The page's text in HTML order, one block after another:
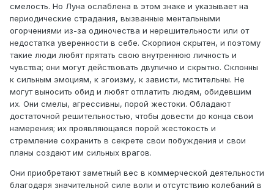
смелость. Но Луна ослаблена в этом знаке и указывает на
периодические страдания, вызванные ментальными
огорчениями из-за одиночества и нерешительности или от
недостатка уверенности в себе. Скорпион скрытен, и поэтому
такие люди любят прятать свою внутреннюю личность и
чувства; они могут действовать двулично и скрытно. Склонны
к сильным эмоциям, к эгоизму, к зависти, мстительны. Не
могут выносить обид и любят отплатить людям, обидевшим
их. Они смелы, агрессивны, порой жестоки. Обладают
достаточной решительностью, чтобы довести до конца свои
намерения; их проявляющаяся порой жестокость и
стремление сохранить в секрете свои побуждения и свои
планы создают им сильных врагов.
Они приобретают заметный вес в коммерческой деятельности
благодаря значительной силе воли и отсутствию колебаний в